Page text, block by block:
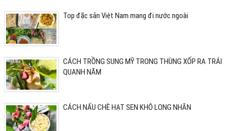
Top đặc sản Việt Nam mang đi nước ngoài
CÁCH TRỒNG SUNG MỸ TRONG THÙNG XỐP RA TRÁI
QUANH NĂM
CÁCH NẤU CHÈ HẠT SEN KHÔ LONG NHÃN